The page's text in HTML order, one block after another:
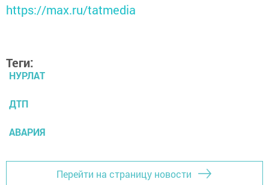
https://max.ru/tatmedia
Теги:
НУРЛАТ
ДТП
АВАРИЯ
Перейти на страницу новости